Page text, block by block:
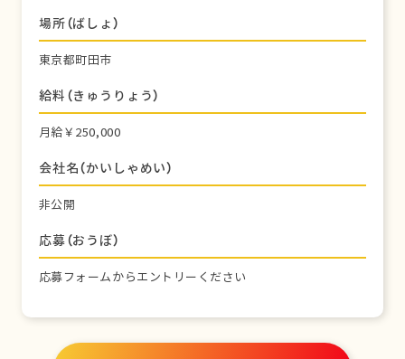
場所（ばしょ）
東京都町田市
給料（きゅうりょう）
月給￥250,000
会社名（かいしゃめい）
非公開
応募（おうぼ）
応募フォームからエントリーください